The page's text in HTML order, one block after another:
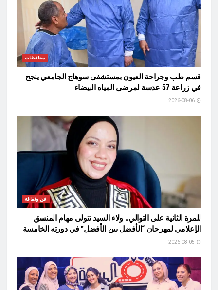
محافظات
قسم طب وجراحة العيون بمستشفى سوهاج الجامعي ينجح
في زراعة 57 عدسة لمرضى المياه البيضاء
فن وثقافة
للمرة الثانية على التوالي.. ولاء السيد تتولى مهام المنسق
الإعلامي لمهرجان “الأفضل بين الأفضل” في دورته الخامسة